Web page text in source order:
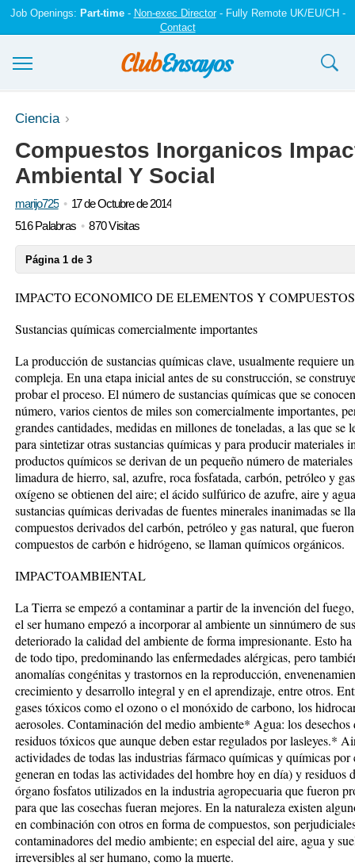
Job Openings: Part-time- Non-exec Director- Fully Remote UK/EU/CH -
Contact
Ensayos y trabajos
Registrarse
Iniciar sesión
Ciencia
Compuestos Inorganicos
Ambiental Y Social
marijo725
17 de Octubre de 2014
516 Palabras
870 Visitas
Página 1 de 3
IMPACTO ECONOMICO DE ELEMENTOS Y
Sustancias químicas comercialmente importantes
La producción de sustancias químicas clave, usualmente requiere
compleja. En una etapa inicial antes de su construcción, se
probar el proceso. El número de sustancias químicas que se
número, varios cientos de miles son comercialmente importantes,
grandes cantidades, medidas en millones de toneladas, a las que
para sintetizar otras sustancias químicas y para producir materiales
productos químicos se derivan de un pequeño número de
limadura de hierro, sal, azufre, roca fosfatada, carbón, petróleo y
oxígeno se obtienen del aire; el ácido sulfúrico de azufre, aire y
sustancias químicas derivadas de fuentes minerales inanimadas se
compuestos derivados del carbón, petróleo y gas natural, que
compuestos de carbón e hidrógeno, se llaman químicos orgánicos.
IMPACTOAMBIENTAL
La Tierra se empezó a contaminar a partir de la invención del
el ser humano empezó a incorporar al ambiente un sinnúmero de
deteriorado la calidad del ambiente de forma impresionante. Esto
de todo tipo, predominando las enfermedades alérgicas, pero
anomalías congénitas y trastornos en la reproducción,
crecimiento y desarrollo integral y en el aprendizaje, entre otros.
gases tóxicos como el ozono o el monóxido de carbono, los
aerosoles. Contaminación del medio ambiente* Agua: los
residuos tóxicos que aunque deben estar regulados por lasleyes.*
actividades de todas las industrias fármaco químicas y químicas
generan en todas las actividades del hombre hoy en día) y
órgano fosfatos utilizados en la industria agropecuaria que fueron
para que las cosechas fueran mejores. En la naturaleza existen
en combinación con otros en forma de compuestos, son
contaminadores del medio ambiente; en especial del aire, agua y
irreversibles al ser humano, como la muerte.